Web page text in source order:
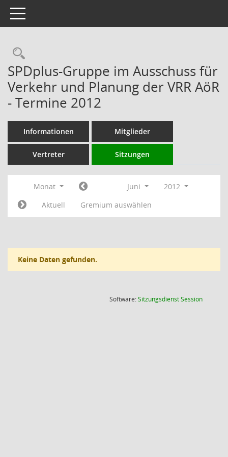
Toggle navigation
Rechercheauswahl
SPDplus-Gruppe im Ausschuss für
Verkehr und Planung der VRR AöR
- Termine 2012
Informationen Mitglieder
Vertreter Sitzungen
Monat Juni
2012
Aktuell
Gremium auswählen
Keine Daten gefunden.
Software:SitzungsdienstSession(Wird in